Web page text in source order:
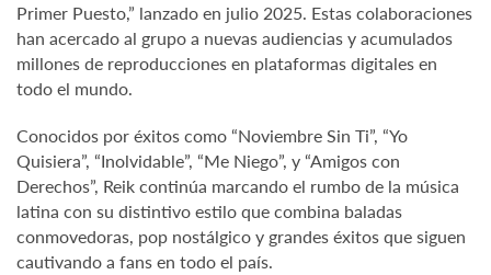
Primer Puesto,” lanzado en julio 2025. Estas colaboraciones
han acercado al grupo a nuevas audiencias y acumulados
millones de reproducciones en plataformas digitales en
todo el mundo.
Conocidos por éxitos como “Noviembre Sin Ti”, “Yo
Quisiera”, “Inolvidable”, “Me Niego”, y “Amigos con
Derechos”, Reik continúa marcando el rumbo de la música
latina con su distintivo estilo que combina baladas
conmovedoras, pop nostálgico y grandes éxitos que siguen
cautivando a fans en todo el país.